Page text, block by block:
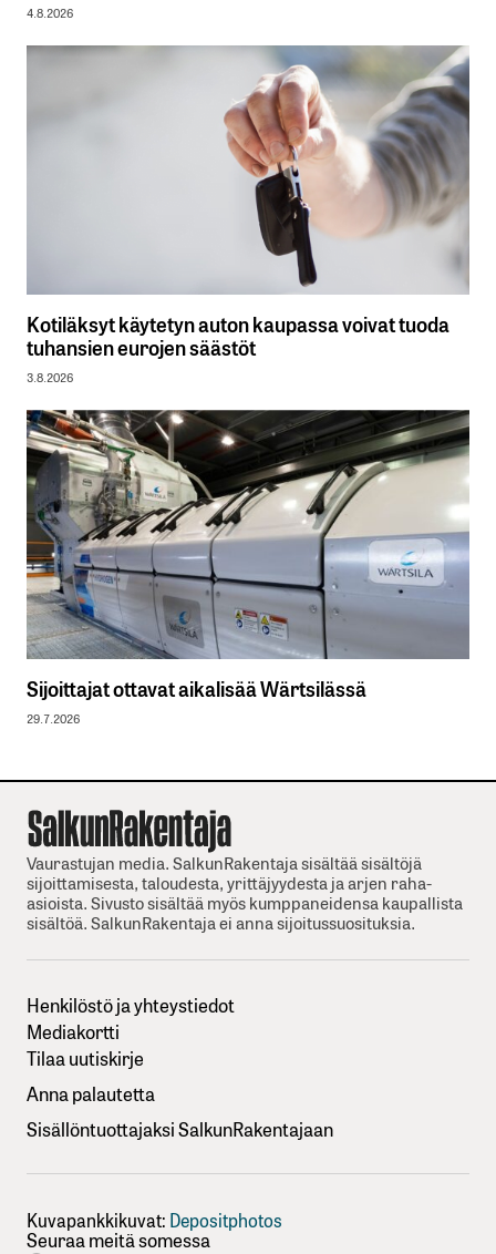
4.8.2026
Kotiläksyt käytetyn auton kaupassa voivat tuoda
tuhansien eurojen säästöt
3.8.2026
Sijoittajat ottavat aikalisää Wärtsilässä
29.7.2026
Vaurastujan media. SalkunRakentaja sisältää sisältöjä
sijoittamisesta, taloudesta, yrittäjyydesta ja arjen raha-
asioista. Sivusto sisältää myös kumppaneidensa kaupallista
sisältöä. SalkunRakentaja ei anna sijoitussuosituksia.
Henkilöstö ja yhteystiedot
Mediakortti
Tilaa uutiskirje
Anna palautetta
Sisällöntuottajaksi SalkunRakentajaan
Kuvapankkikuvat: Depositphotos
Seuraa meitä somessa